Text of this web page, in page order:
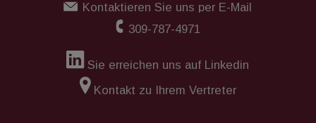
Kontaktieren Sie uns per E-Mail
309-787-4971
Sie erreichen uns auf Linkedin
Kontakt zu Ihrem Vertreter